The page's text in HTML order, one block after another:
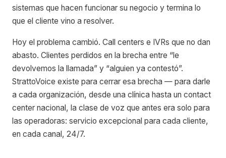
sistemas que hacen funcionar su negocio y termina lo
que el cliente vino a resolver.
Hoy el problema cambió. Call centers e IVRs que no dan
abasto. Clientes perdidos en la brecha entre “le
devolvemos la llamada” y “alguien ya contestó”.
StrattoVoice existe para cerrar esa brecha — para darle
a cada organización, desde una clínica hasta un contact
center nacional, la clase de voz que antes era solo para
las operadoras: servicio excepcional para cada cliente,
en cada canal, 24/7.